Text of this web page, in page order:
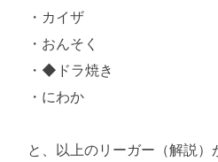
・カイザ
・おんそく
・◆ドラ焼き
・にわか
と、以上のリーガー（解説）